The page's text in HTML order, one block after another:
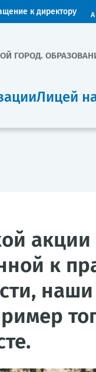
к директору
ГОРОД.
Лицей
к